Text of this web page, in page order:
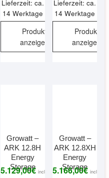
Lieferzeit: ca.
14 Werktage
Produkt
anzeigen
Lieferzeit: ca.
14 Werktage
Produkt
anzeigen
Growatt –
ARK 12.8H
Energy
Storage
5.129,00€ incl
Growatt –
ARK 12.8XH
Energy
Storage
5.166,00€ incl